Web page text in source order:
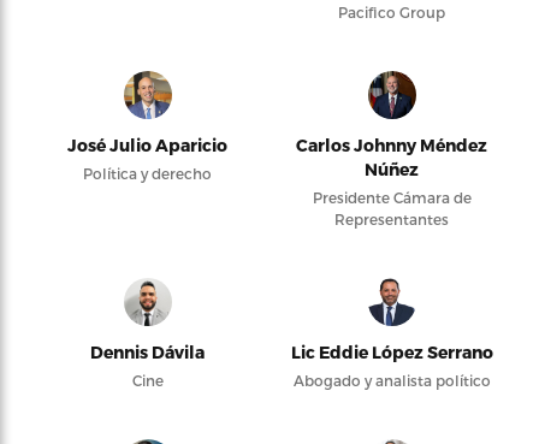
Pacifico Group
José Julio Aparicio
Política y derecho
Carlos Johnny Méndez
Núñez
Presidente Cámara de
Representantes
Dennis Dávila
Cine
Lic Eddie López Serrano
Abogado y analista político